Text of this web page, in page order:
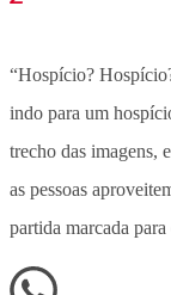
“Hospício?
indo para um
trecho das imagens,
as pessoas
partida marcada